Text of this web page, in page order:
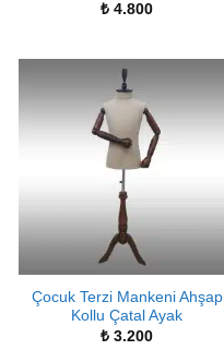
₺ 4.800
Çocuk Terzi Mankeni Ahşap
Kollu Çatal Ayak
₺ 3.200